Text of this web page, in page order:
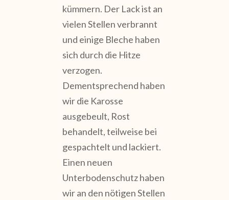
kümmern. Der Lack ist an
vielen Stellen verbrannt
und einige Bleche haben
sich durch die Hitze
verzogen.
Dementsprechend haben
wir die Karosse
ausgebeult, Rost
behandelt, teilweise bei
gespachtelt und lackiert.
Einen neuen
Unterbodenschutz haben
wir an den nötigen Stellen